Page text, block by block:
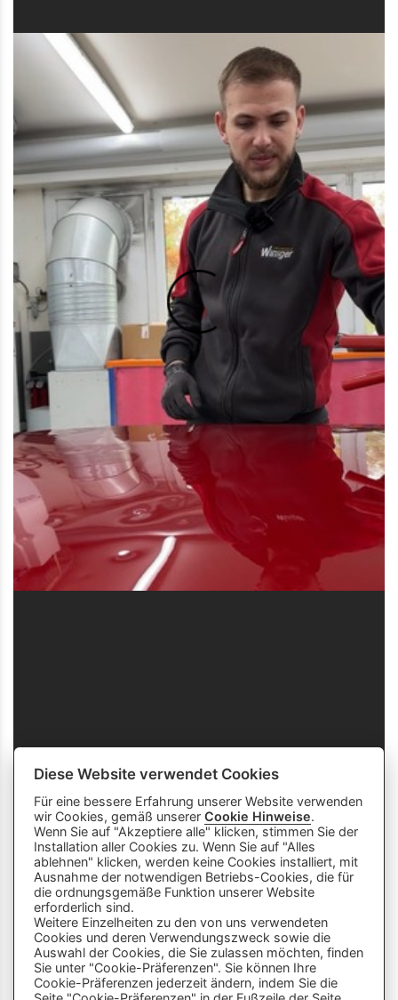
Stelle mir hier Fragen zu
info
Dieser Chatbot wird von Künstlicher
Intelligenz unterstützt. Er wertet unsere
Plattform aus und nutzt externe Quellen.
Diese Website verwendet Cookies
Für eine bessere Erfahrung unserer Website verwenden
wir Cookies, gemäß unsererCookie Hinweise.
Wenn Sie auf "Akzeptiere alle" klicken, stimmen Sie der
Installation aller Cookies zu. Wenn Sie auf "Alles
ablehnen" klicken, werden keine Cookies installiert, mit
Ausnahme der notwendigen Betriebs-Cookies, die für
die ordnungsgemäße Funktion unserer Website
erforderlich sind.
Weitere Einzelheiten zu den von uns verwendeten
Cookies und deren Verwendungszweck sowie die
Auswahl der Cookies, die Sie zulassen möchten, finden
Sie unter "Cookie-Präferenzen". Sie können Ihre
Cookie-Präferenzen jederzeit ändern, indem Sie die